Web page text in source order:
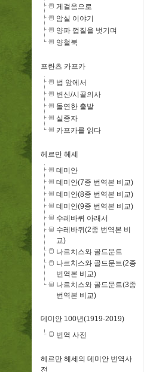
게걸음으로
암실 이야기
양파 껍질을 벗기며
양철북
프란츠 카프카
법 앞에서
변신/시골의사
돌연한 출발
실종자
카프카를 읽다
헤르만 헤세
데미안
데미안(7종 번역본 비교)
데미안(8종 번역본 비교)
데미안(9종 번역본 비교)
수레바퀴 아래서
수레바퀴(2종 번역본 비
교)
나르치스와 골드문트
나르치스와 골드문트(2종
번역본 비교)
나르치스와 골드문트(3종
번역본 비교)
데미안 100년(1919-2019)
번역 사전
헤르만 헤세의 데미안 번역사
전